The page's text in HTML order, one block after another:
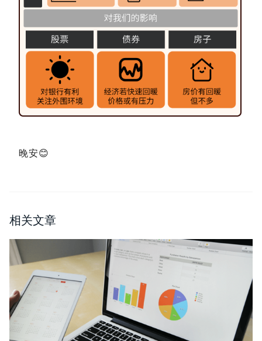
晚安😊
相关文章